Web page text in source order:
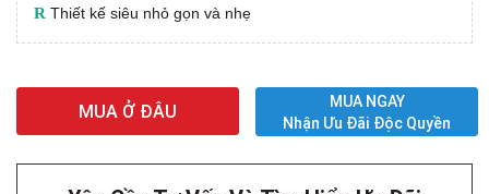
R Thiết kế siêu nhỏ gọn và nhẹ
MUA Ở ĐÂU
MUA NGAY
Nhận Ưu Đãi Độc Quyền